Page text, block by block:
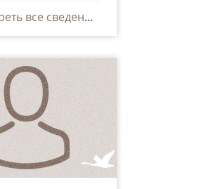
Просмотреть все сведения